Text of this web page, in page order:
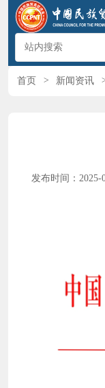
首页 > 新闻资讯
发布时间：2025-